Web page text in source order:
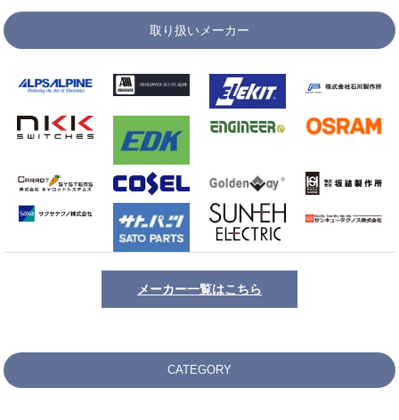
取り扱いメーカー
メーカー一覧はこちら
CATEGORY